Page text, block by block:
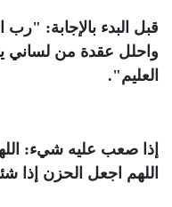
قبل البدء بالإجابة:
واحلل عقدة من لساني
العليم".
إذا صعب عليه شيء:
اللهم اجعل الحزن إذا